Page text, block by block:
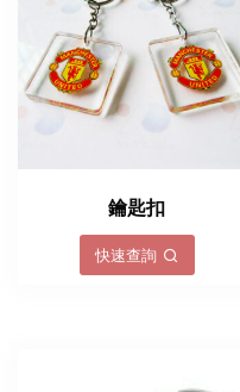
鑰匙扣
快速查詢